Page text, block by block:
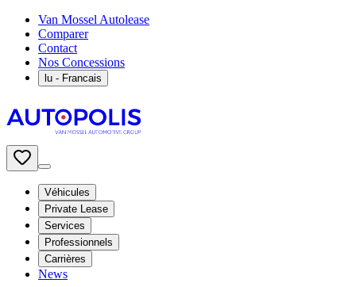
Van Mossel Autolease
Comparer
Contact
Nos Concessions
lu - Francais
Véhicules
Private Lease
Services
Professionnels
Carrières
News